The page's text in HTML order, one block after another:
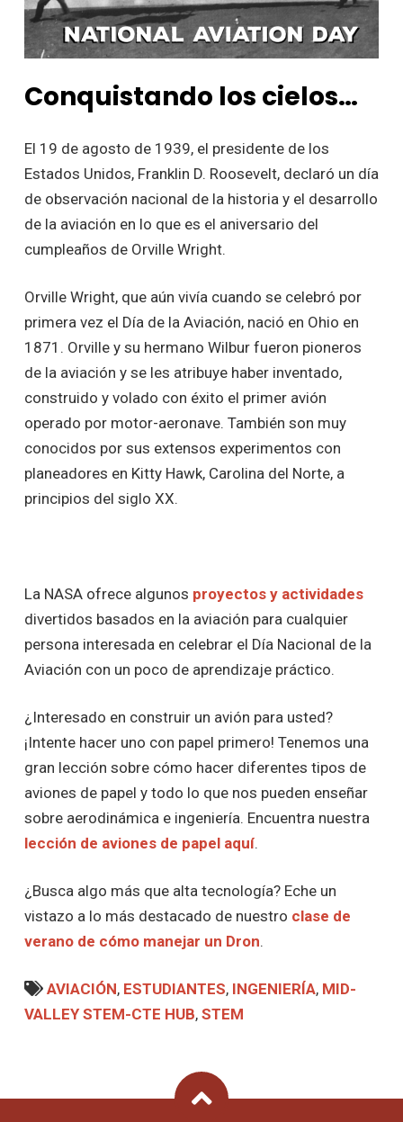
Conquistando los cielos…
El 19 de agosto de 1939, el presidente de los
Estados Unidos, Franklin D. Roosevelt, declaró un día
de observación nacional de la historia y el desarrollo
de la aviación en lo que es el aniversario del
cumpleaños de Orville Wright.
Orville Wright, que aún vivía cuando se celebró por
primera vez el Día de la Aviación, nació en Ohio en
1871. Orville y su hermano Wilbur fueron pioneros
de la aviación y se les atribuye haber inventado,
construido y volado con éxito el primer avión
operado por motor-aeronave. También son muy
conocidos por sus extensos experimentos con
planeadores en Kitty Hawk, Carolina del Norte, a
principios del siglo XX.
La NASA ofrece algunos proyectos y actividades
divertidos basados en la aviación para cualquier
persona interesada en celebrar el Día Nacional de la
Aviación con un poco de aprendizaje práctico.
¿Interesado en construir un avión para usted?
¡Intente hacer uno con papel primero! Tenemos una
gran lección sobre cómo hacer diferentes tipos de
aviones de papel y todo lo que nos pueden enseñar
sobre aerodinámica e ingeniería. Encuentra nuestra
lección de aviones de papel aquí.
¿Busca algo más que alta tecnología? Eche un
vistazo a lo más destacado de nuestro clase de
verano de cómo manejar un Dron.
AVIACIÓN, ESTUDIANTES, INGENIERÍA, MID-
VALLEY STEM-CTE HUB, STEM
Back To Top